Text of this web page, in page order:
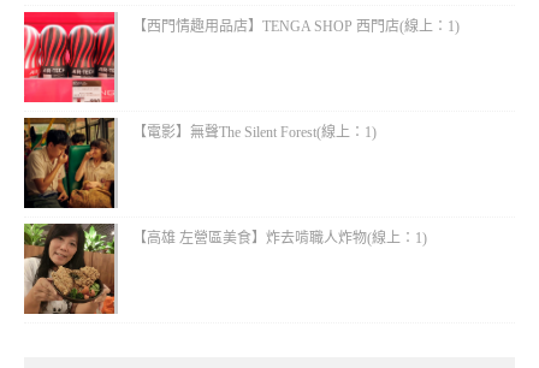
【西門情趣用品店】TENGA SHOP 西門店(線上：1)
【電影】無聲The Silent Forest(線上：1)
【高雄 左營區美食】炸去啃職人炸物(線上：1)